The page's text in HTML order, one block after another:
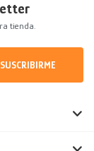
tienda.
SUSCRIBIRME